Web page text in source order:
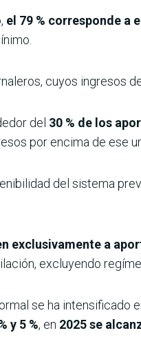
el 79 % corresponde a
cuyos ingresos
del 30 % de los
por encima de ese
del sistema
exclusivamente a
excluyendo
se ha intensificado
y 5 %, en 2025 se